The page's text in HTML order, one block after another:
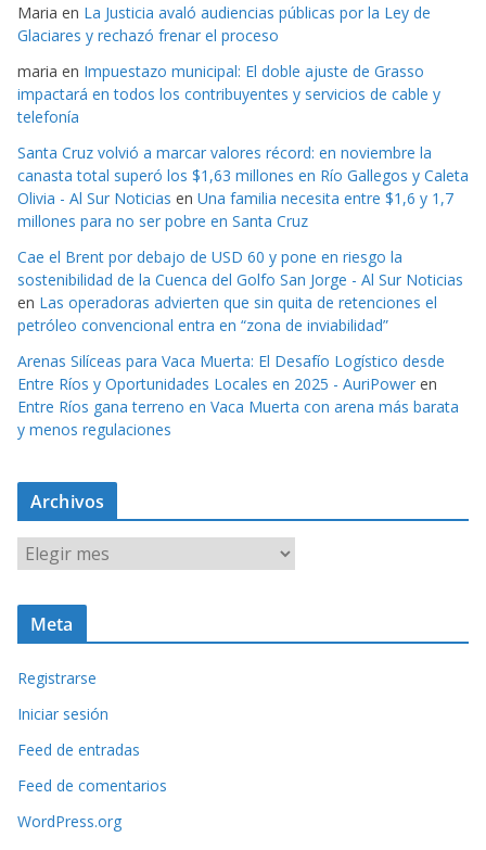
Maria en La Justicia avaló audiencias públicas por la Ley de
Glaciares y rechazó frenar el proceso
maria en Impuestazo municipal: El doble ajuste de Grasso
impactará en todos los contribuyentes y servicios de cable y
telefonía
Santa Cruz volvió a marcar valores récord: en noviembre la
canasta total superó los $1,63 millones en Río Gallegos y Caleta
Olivia - Al Sur Noticias en Una familia necesita entre $1,6 y 1,7
millones para no ser pobre en Santa Cruz
Cae el Brent por debajo de USD 60 y pone en riesgo la
sostenibilidad de la Cuenca del Golfo San Jorge - Al Sur Noticias
en Las operadoras advierten que sin quita de retenciones el
petróleo convencional entra en “zona de inviabilidad”
Arenas Silíceas para Vaca Muerta: El Desafío Logístico desde
Entre Ríos y Oportunidades Locales en 2025 - AuriPower en
Entre Ríos gana terreno en Vaca Muerta con arena más barata
y menos regulaciones
Archivos
r
c
v
o
s
Meta
Registrarse
Iniciar sesión
Feed de entradas
Feed de comentarios
WordPress.org